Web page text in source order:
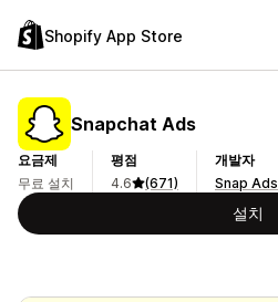
Shopify App Store
Snapchat Ads
요금제
무료 설치
평점
4.6
(671)
개발자
Snap Ads
설치